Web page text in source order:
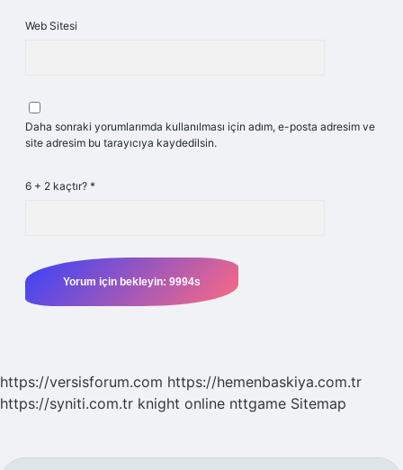
Web Sitesi
Daha sonraki yorumlarımda kullanılması için adım, e-posta adresim ve
site adresim bu tarayıcıya kaydedilsin.
6 + 2 kaçtır? *
https://versisforum.com https://hemenbaskiya.com.tr
https://syniti.com.tr knight online nttgame Sitemap